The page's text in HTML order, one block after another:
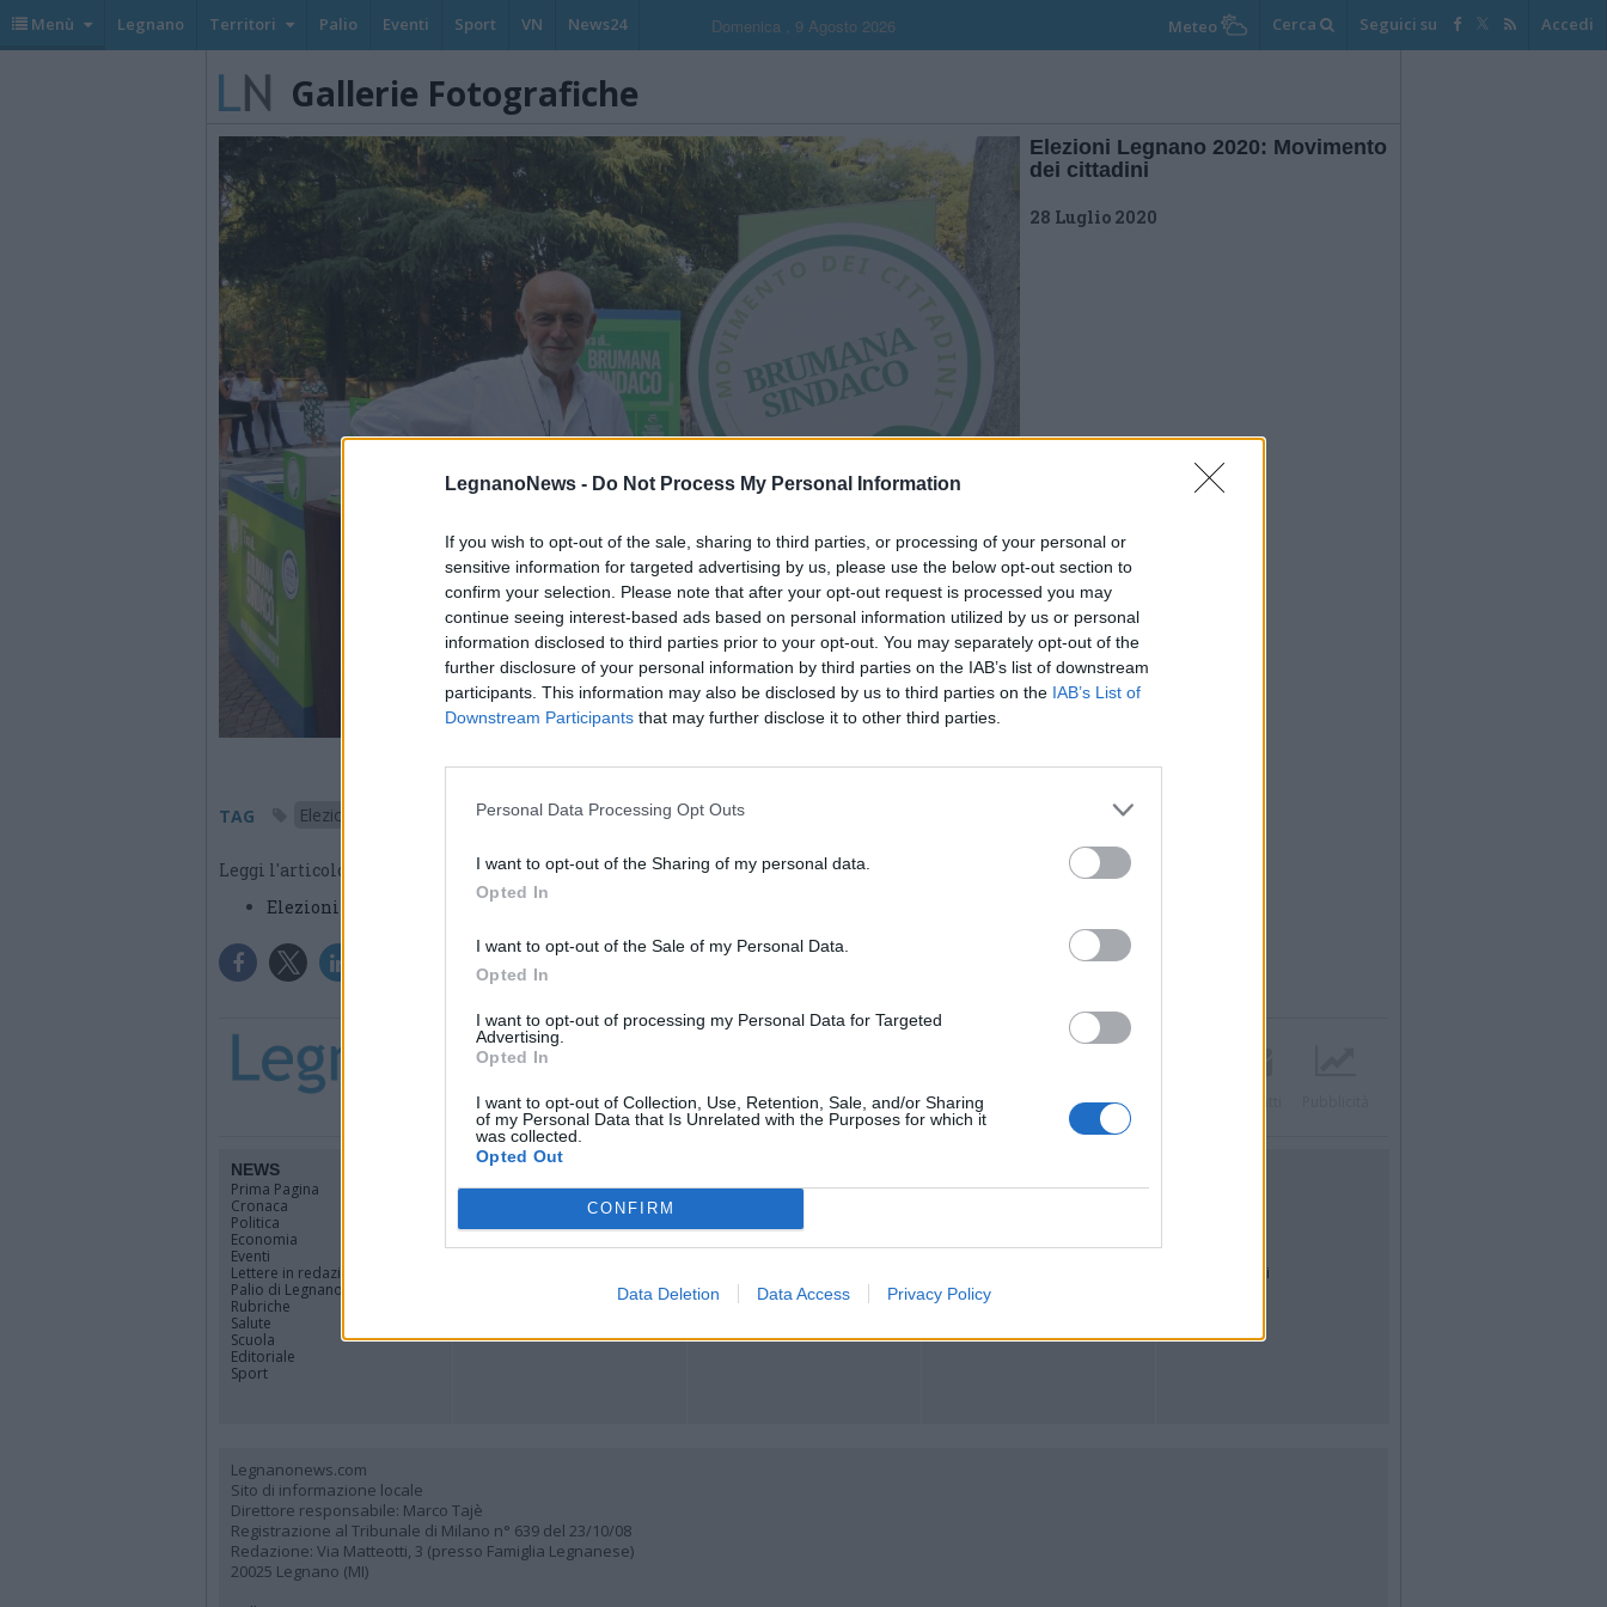
LegnanoNews - Do Not Process My Personal Information
If you wish to opt-out of the sale, sharing to third parties, or processing of your personal or
sensitive information for targeted advertising by us, please use the below opt-out section to
confirm your selection. Please note that after your opt-out request is processed you may
continue seeing interest-based ads based on personal information utilized by us or personal
information disclosed to third parties prior to your opt-out. You may separately opt-out of the
further disclosure of your personal information by third parties on the IAB’s list of downstream
participants. This information may also be disclosed by us to third parties on the IAB’s List of
Downstream Participants that may further disclose it to other third parties.
Personal Data Processing Opt Outs
I want to opt-out of the Sharing of my personal data.
Opted In
I want to opt-out of the Sale of my Personal Data.
Opted In
I want to opt-out of processing my Personal Data for Targeted
Advertising.
Opted In
I want to opt-out of Collection, Use, Retention, Sale, and/or Sharing
of my Personal Data that Is Unrelated with the Purposes for which it
was collected.
Opted Out
CONFIRM
Data Deletion Data Access Privacy Policy
Menù Legnano Territori Palio Eventi Sport VN News24 Domenica , 9 Agosto 2026 Meteo Cerca Seguici su Accedi
Gallerie Fotografiche
1 di 13
TAG
Elezioni 2020
Leggi l'articolo:
Elezioni a Legnano: il Movimento dei cittadini abbraccia gli Ornella’s boys
Elezioni Legnano 2020: Movimento
dei cittadini
28 Luglio 2020
Registrati Redazione Invia notizia Feed RSS Facebook Twitter
NEWS
Prima Pagina
Cronaca
Politica
Economia
Eventi
Lettere in redazione
Palio di Legnano
Rubriche
Salute
Scuola
Editoriale
Sport
TERRITORI
Legnano
Gallerie Fotografiche
Foto dei lettori
Articoli più letti
Legnanonews.com
Sito di informazione locale
Direttore responsabile: Marco Tajè
Registrazione al Tribunale di Milano n° 639 del 23/10/08
Redazione: Via Matteotti, 3 (presso Famiglia Legnanese)
20025 Legnano (MI)